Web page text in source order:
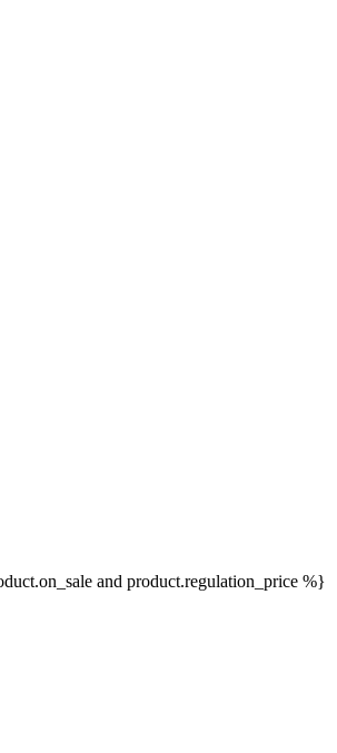
and product.regulation_price %}